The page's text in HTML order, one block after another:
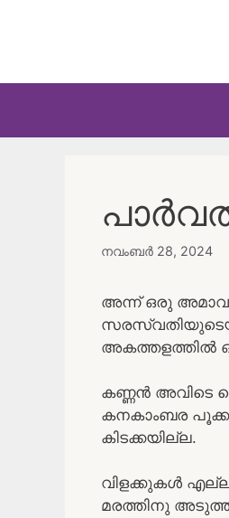
നവംബർ 28, 2024
അന്ന് ഒരു
അകത്തളത്തിൽ
കണ്ണൻ അവിടെ
കനകാംബര
കിടക്കയില്ല.
വിളക്കുകൾ
മരത്തിനു അടുത്ത്